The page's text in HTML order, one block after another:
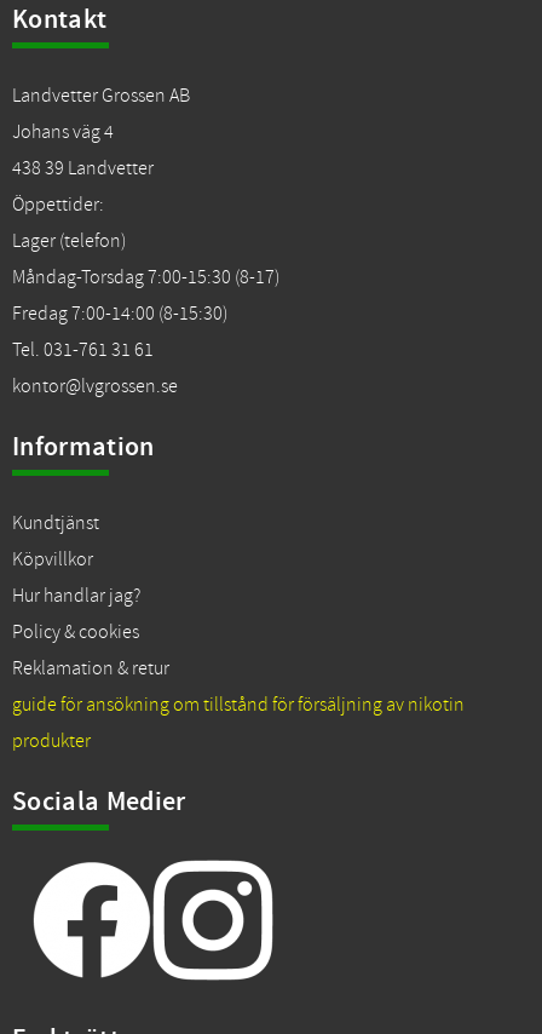
Kontakt
Landvetter Grossen AB
Johans väg 4
438 39 Landvetter
Öppettider:
Lager (telefon)
Måndag-Torsdag 7:00-15:30 (8-17)
Fredag 7:00-14:00 (8-15:30)
Tel. 031-761 31 61
kontor@lvgrossen.se
Information
Kundtjänst
Köpvillkor
Hur handlar jag?
Policy & cookies
Reklamation & retur
guide för ansökning om tillstånd för försäljning av nikotin
produkter
Sociala Medier